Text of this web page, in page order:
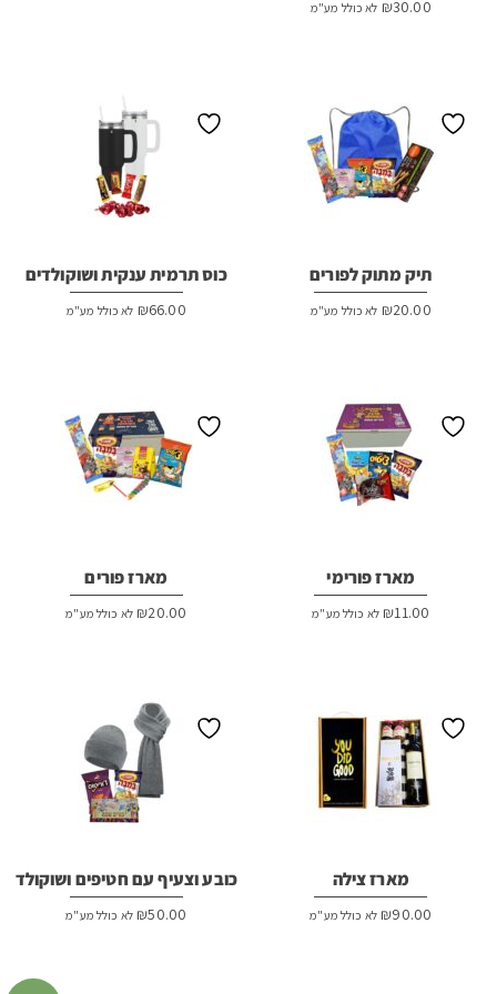
₪30.00 לא כולל מע"מ
תיק מתוק לפורים
₪20.00 לא כולל מע"מ
כוס תרמית ענקית ושוקולדים
₪66.00 לא כולל מע"מ
מארז פורימי
₪11.00 לא כולל מע"מ
מארז פורים
₪20.00 לא כולל מע"מ
מארז צילה
₪90.00 לא כולל מע"מ
כובע וצעיף עם חטיפים ושוקולד
₪50.00 לא כולל מע"מ